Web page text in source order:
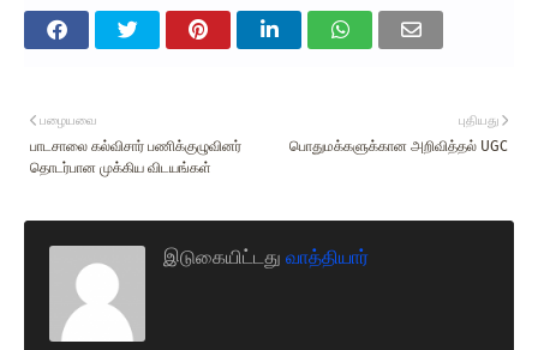
புதியது
பொதுமக்களுக்கான அறிவித்தல் UGC
பழையவை
பாடசாலை கல்விசார் பணிக்குழுவினர்
தொடர்பான முக்கிய விடயங்கள்
இடுகையிட்டது வாத்தியார்